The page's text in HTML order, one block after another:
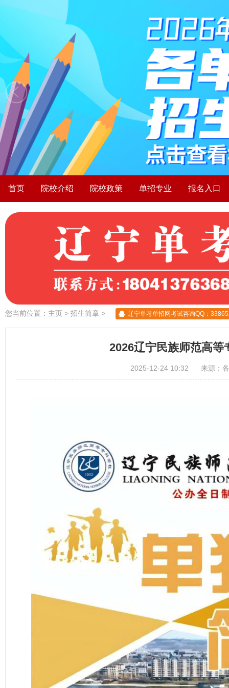
首页 院校介绍 院校政策 单招专业 报名入口
您当前位置： 主页 > 招生简章 > 辽宁单考单招网考试咨询QQ：
2026辽宁民族师范高等
2025-12-24 10:32 来源：